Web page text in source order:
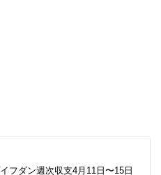
フダン週次収支4月11日〜15日